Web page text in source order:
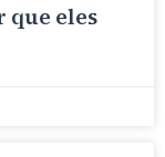
que eles